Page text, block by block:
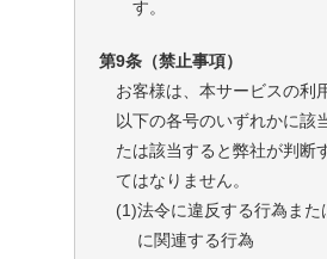
す。
第9条（禁止事項）
お客様は、本サービスの利
以下の各号のいずれかに該
たは該当すると弊社が判断
てはなりません。
(1)法令に違反する行為また
に関連する行為